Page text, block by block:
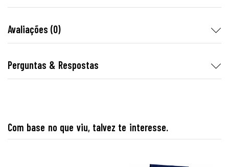
Avaliações (0)
Perguntas & Respostas
Com base no que viu, talvez te interesse.